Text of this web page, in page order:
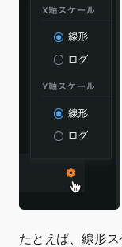
たとえば、線形